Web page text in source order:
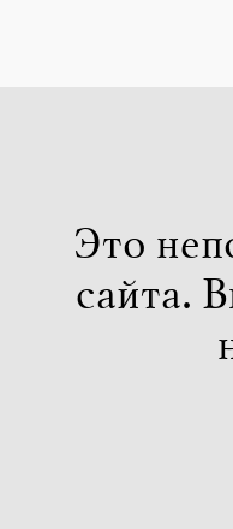
Это
сайта.